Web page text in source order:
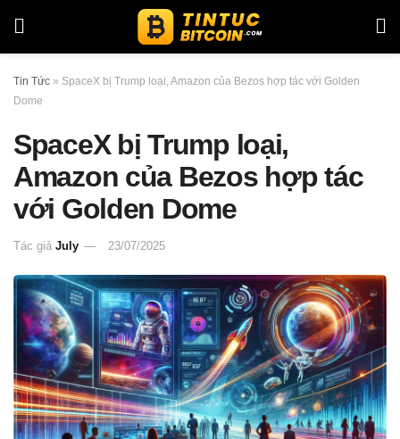
Tin Tức » SpaceX bị Trump loại, Amazon của Bezos hợp tác với Golden
Dome
SpaceX bị Trump loại,
Amazon của Bezos hợp tác
với Golden Dome
Tác giả July 23/07/2025